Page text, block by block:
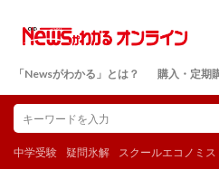
「Newsがわかる」とは？ 購入・定期
中学受験 疑問氷解 スクールエコノミ
検索